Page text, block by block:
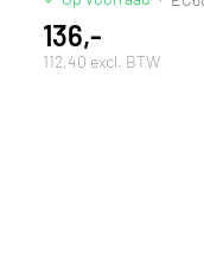
136,-
112,40 excl. BTW